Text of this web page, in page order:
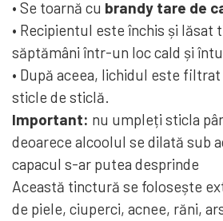
• Se toarnă cu brandy tare de
• Recipientul este închis și lăsat
săptămâni într-un loc cald și
• După aceea, lichidul este
sticle de sticlă.
Important: nu umpleți sticla
deoarece alcoolul se dilată sub
capacul s-ar putea desprinde
Această tinctură se folosește
de piele, ciuperci, acnee, răni,